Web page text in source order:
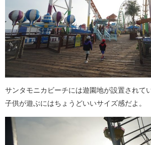
サンタモニカビーチには遊園地が設置されて
子供が遊ぶにはちょうどいいサイズ感だよ。